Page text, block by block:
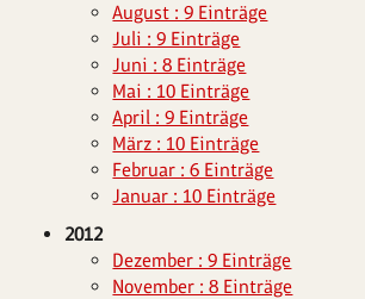
August : 9 Einträge
Juli : 9 Einträge
Juni : 8 Einträge
Mai : 10 Einträge
April : 9 Einträge
März : 10 Einträge
Februar : 6 Einträge
Januar : 10 Einträge
2012
Dezember : 9 Einträge
November : 8 Einträge